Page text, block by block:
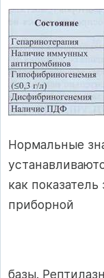
Нормальные
как
приборной
базы.